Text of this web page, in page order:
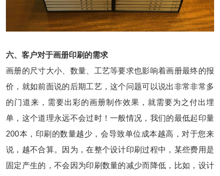
六、客户对于画册印刷的需求
画册的尺寸大小、数量、工艺等要求也影响着画册最终的报
价，就如前面说的后期工艺，这个问题可以说出非常非常多
的门道来，需要出彩的画册制作效果，就需要为之付出埋
单，这个道理永远不会过时！一般情况，我们的最低起印量
200本，印刷的数量越少，会导致单位成本越高，对于您来
说，越不合算。因为，在整个设计印刷过程中，某些费用是
固定产生的，不会因为印刷数量的减少而降低，比如，设计